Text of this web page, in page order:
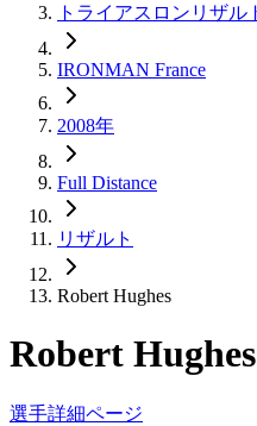
トライアスロンリザル
IRONMAN France
2008年
Full Distance
リザルト
Robert Hughes
Robert Hughes
選手詳細ページ